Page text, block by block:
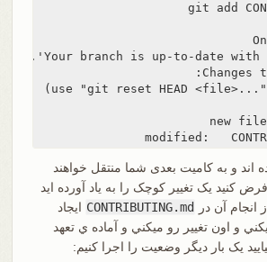
$ git add CONTRIBUTING.md
On branch master
اند و به کامیت بعدی شما منتقل خواهند
کنید یک تغییر کوچک را به یاد آورده اید
انجام آن در
CONTRIBUTING.md ایجاد
و اون تغيير رو ميکني و آماده ي تعهد
یک بار دیگر وضعیت را اجرا کنیم: